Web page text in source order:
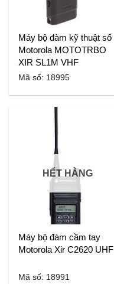
Máy bộ đàm kỹ thuật số
Motorola MOTOTRBO
XIR SL1M VHF
Mã số: 18995
HẾT HÀNG
Máy bộ đàm cầm tay
Motorola Xir C2620 UHF
Mã số: 18991